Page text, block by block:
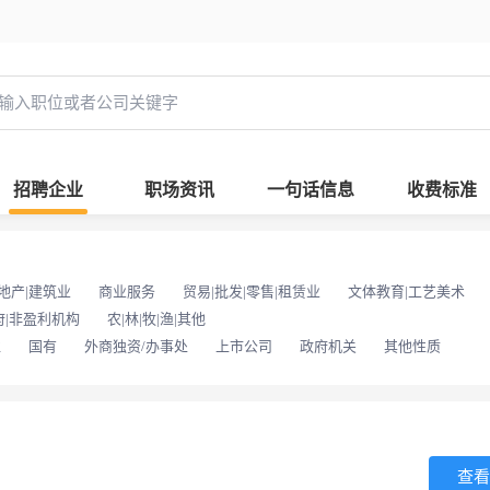
招聘企业 职场资讯 一句话信息 收费标准
产|建筑业 商业服务 贸易|批发|零售|租赁业 文体教育|工艺美术
|非盈利机构
农|林|牧|渔|其他
国有 外商独资/办事处 上市公司 政府机关 其他性质
查